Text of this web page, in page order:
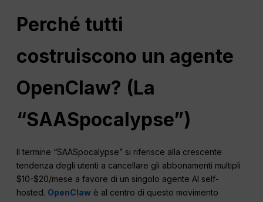
Perché tutti
costruiscono un agente
OpenClaw? (La
“SAASpocalypse”)
Il termine “SAASpocalypse” si riferisce alla crescente
tendenza degli utenti a cancellare gli abbonamenti multipli
$10-$20/mese a favore di un singolo agente AI self-
hosted. OpenClaw è al centro di questo movimento